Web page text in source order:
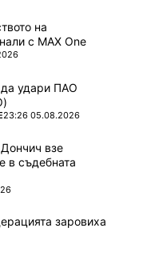
на
с MAX One
удари ПАО
23:26 05.08.2026
взе
в съдебната
заровиха